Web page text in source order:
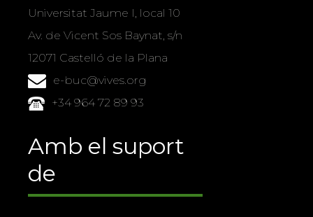
Universitat Jaume I, local 10
Av. de Vicent Sos Baynat, s/n
12071 Castelló de la Plana
e-buc@vives.org
+34 964 72 89 93
Amb el suport
de